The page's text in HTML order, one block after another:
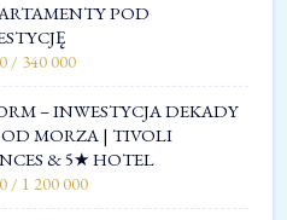
POD
/ 340 000
– INWESTYCJA DEKADY
MORZA | TIVOLI
& 5★ HOTEL
/ 1 200 000